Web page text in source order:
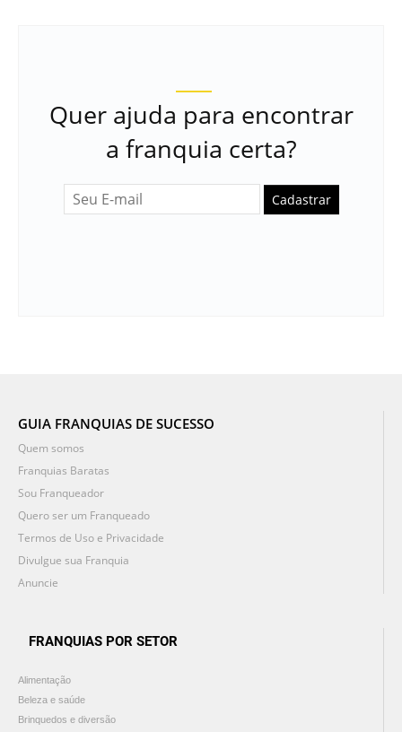
Quer ajuda para encontrar
a franquia certa?
Cadastrar
GUIA FRANQUIAS DE SUCESSO
Quem somos
Franquias Baratas
Sou Franqueador
Quero ser um Franqueado
Termos de Uso e Privacidade
Divulgue sua Franquia
Anuncie
FRANQUIAS POR SETOR
Alimentação
Beleza e saúde
Brinquedos e diversão